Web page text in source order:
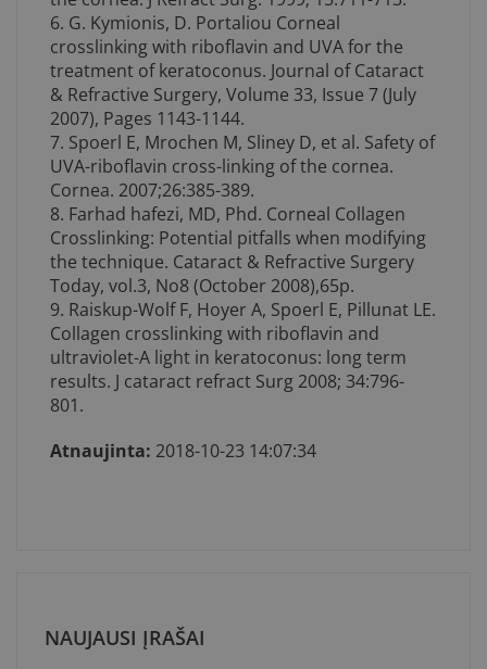
6. G. Kymionis, D. Portaliou Corneal
crosslinking with riboflavin and UVA for the
treatment of keratoconus. Journal of Cataract
& Refractive Surgery, Volume 33, Issue 7 (July
2007), Pages 1143-1144.
7. Spoerl E, Mrochen M, Sliney D, et al. Safety of
UVA-riboflavin cross-linking of the cornea.
Cornea. 2007;26:385-389.
8. Farhad hafezi, MD, Phd. Corneal Collagen
Crosslinking: Potential pitfalls when modifying
the technique. Cataract & Refractive Surgery
Today, vol.3, No8 (October 2008),65p.
9. Raiskup-Wolf F, Hoyer A, Spoerl E, Pillunat LE.
Collagen crosslinking with riboflavin and
ultraviolet-A light in keratoconus: long term
results. J cataract refract Surg 2008; 34:796-
801.
Atnaujinta: 2018-10-23 14:07:34
NAUJAUSI ĮRAŠAI